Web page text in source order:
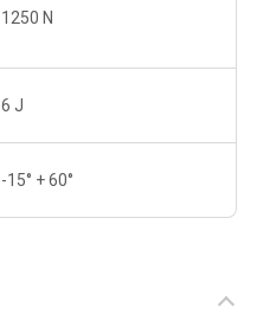
1250 N
6 J
-15° + 60°